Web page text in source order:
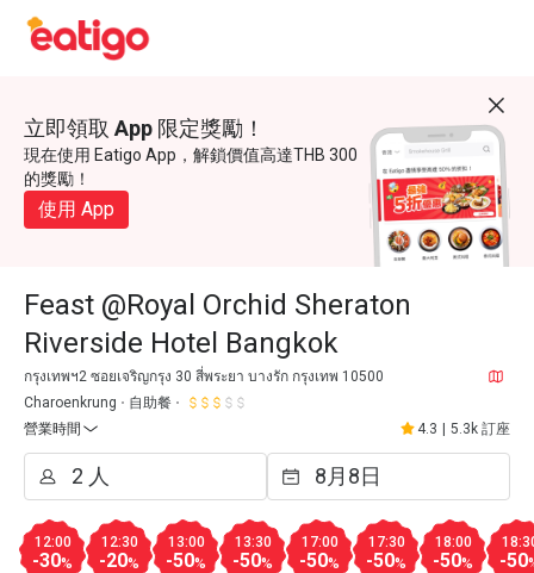
立即領取 App 限定獎勵！
現在使用 Eatigo App，解鎖價值高達THB 300
的獎勵！
使用 App
Feast @Royal Orchid Sheraton
Riverside Hotel Bangkok
กรุงเทพฯ2 ซอยเจริญกรุง 30 สี่พระยา บางรัก กรุงเทพ 10500
Charoenkrung
自助餐
營業時間
4.3 5.3k 訂座
12:00
-30%
12:30
-20%
13:00
-50%
13:30
-50%
17:00
-50%
17:30
-50%
18:00
-50% -50